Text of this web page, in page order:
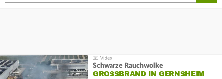
Schwarze Rauchwolke
GROSSBRAND IN GERNSHEIM